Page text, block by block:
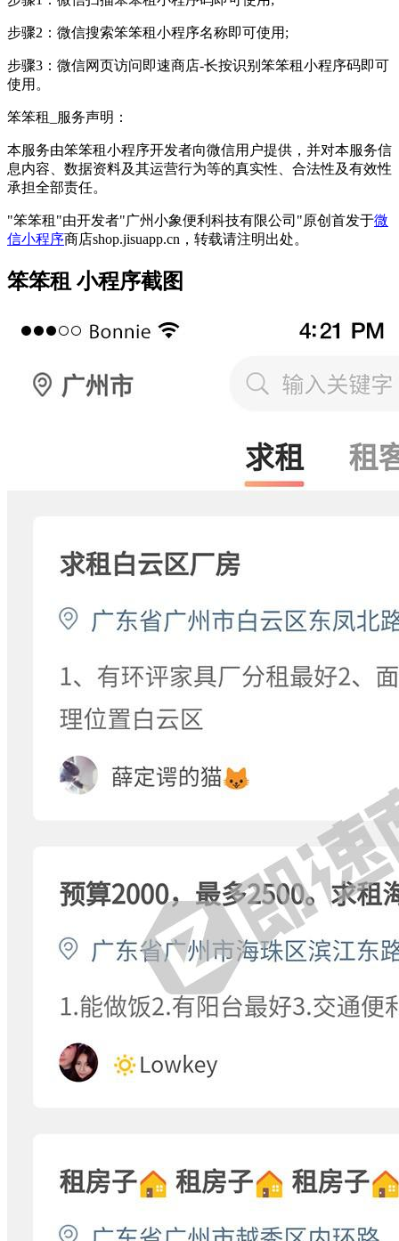
步骤2：微信搜索笨笨租小程序名称即可使用;
步骤3：微信网页访问即速商店-长按识别笨笨租小程序码即可
使用。
笨笨租_服务声明：
本服务由笨笨租小程序开发者向微信用户提供，并对本服务信
息内容、数据资料及其运营行为等的真实性、合法性及有效性
承担全部责任。
"笨笨租"由开发者"广州小象便利科技有限公司"原创首发于微
信小程序商店shop.jisuapp.cn，转载请注明出处。
笨笨租 小程序截图